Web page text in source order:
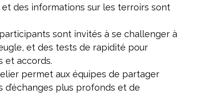
des informations sur les terroirs sont
sont invités à se challenger à
et des tests de rapidité pour
et accords.
permet aux équipes de partager
d’échanges plus profonds et de